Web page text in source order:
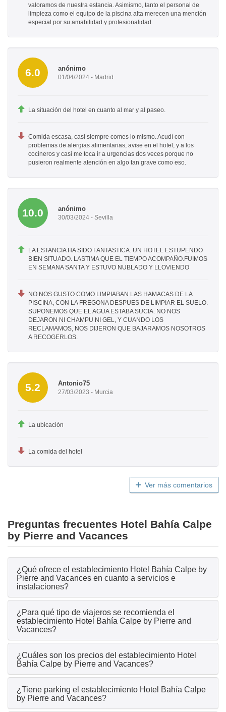
valoramos de nuestra estancia. Asimismo, tanto el personal de
limpieza como el equipo de la piscina alta merecen una mención
especial por su amabilidad y profesionalidad.
6.0 anónimo
01/04/2024 - Madrid
La situación del hotel en cuanto al mar y al paseo.
Comida escasa, casi siempre comes lo mismo. Acudí con
problemas de alergias alimentarias, avise en el hotel, y a los
cocineros y casi me toca ir a urgencias dos veces porque no
pusieron realmente atención en algo tan grave como eso.
10.0 anónimo
30/03/2024 - Sevilla
LA ESTANCIA HA SIDO FANTASTICA. UN HOTEL ESTUPENDO
BIEN SITUADO. LASTIMA QUE EL TIEMPO ACOMPAÑO.FUIMOS
EN SEMANA SANTA Y ESTUVO NUBLADO Y LLOVIENDO
NO NOS GUSTO COMO LIMPIABAN LAS HAMACAS DE LA
PISCINA, CON LA FREGONA DESPUES DE LIMPIAR EL SUELO.
SUPONEMOS QUE EL AGUA ESTABA SUCIA. NO NOS
DEJARON NI CHAMPU NI GEL, Y CUANDO LOS
RECLAMAMOS, NOS DIJERON QUE BAJARAMOS NOSOTROS
A RECOGERLOS.
5.2 Antonio75
27/03/2023 - Murcia
La ubicación
La comida del hotel
Ver más comentarios
Preguntas frecuentes Hotel Bahía Calpe
by Pierre and Vacances
¿Qué ofrece el establecimiento Hotel Bahía Calpe by
Pierre and Vacances en cuanto a servicios e
instalaciones?
¿Para qué tipo de viajeros se recomienda el
establecimiento Hotel Bahía Calpe by Pierre and
Vacances?
¿Cuáles son los precios del establecimiento Hotel
Bahía Calpe by Pierre and Vacances?
¿Tiene parking el establecimiento Hotel Bahía Calpe
by Pierre and Vacances?